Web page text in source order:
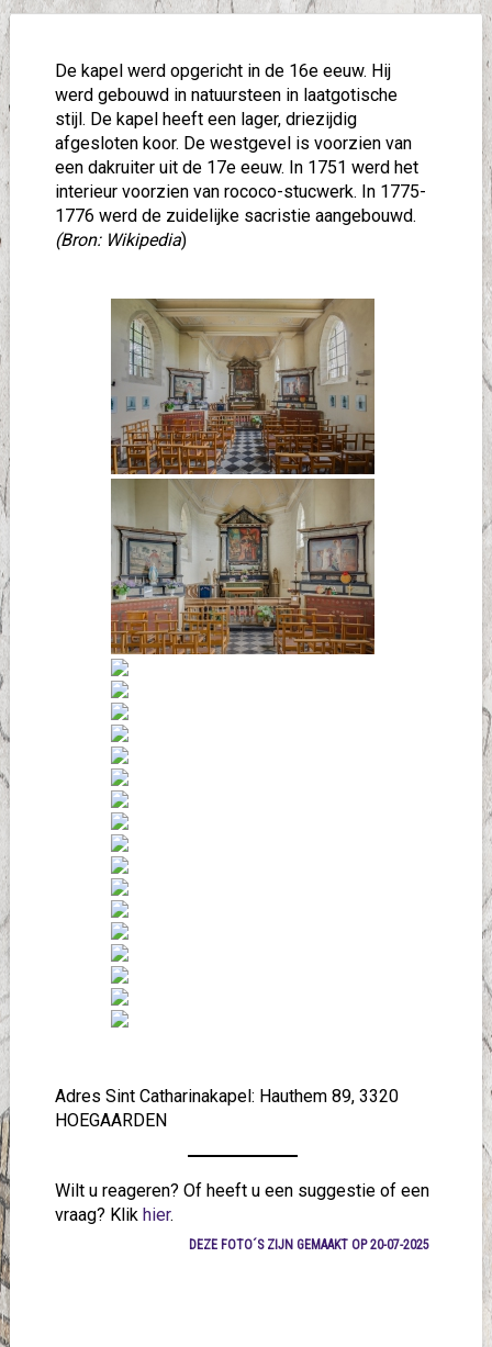
De kapel werd opgericht in de 16e eeuw. Hij
werd gebouwd in natuursteen in laatgotische
stijl. De kapel heeft een lager, driezijdig
afgesloten koor. De westgevel is voorzien van
een dakruiter uit de 17e eeuw. In 1751 werd het
interieur voorzien van rococo-stucwerk. In 1775-
1776 werd de zuidelijke sacristie aangebouwd.
(Bron: Wikipedia)
Adres Sint Catharinakapel: Hauthem 89, 3320
HOEGAARDEN
Wilt u reageren? Of heeft u een suggestie of een
vraag? Klik hier.
DEZE FOTO´S ZIJN GEMAAKT OP 20-07-2025